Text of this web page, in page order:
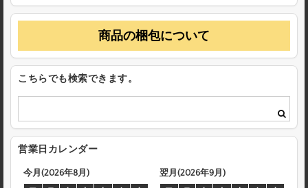
商品の梱包について
こちらでも検索できます。
営業日カレンダー
今月(2026年8月)
翌月(2026年9月)